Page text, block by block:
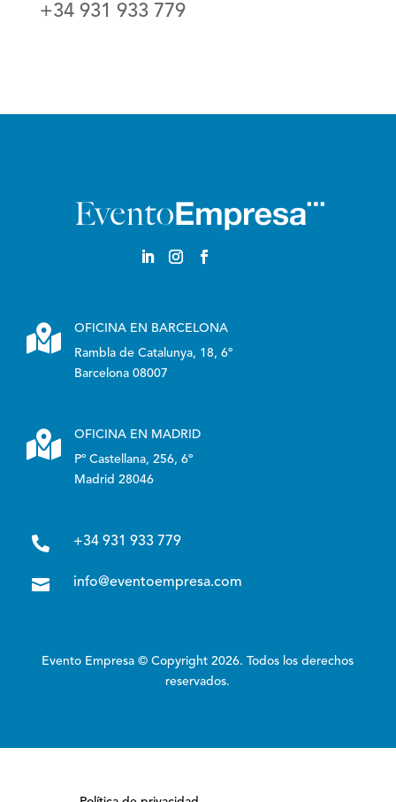
+34 931 933 779

OFICINA EN BARCELONA
Rambla de Catalunya, 18, 6º
Barcelona 08007

OFICINA EN MADRID
Pº Castellana, 256, 6º
Madrid 28046
 +34 931 933 779
 info@eventoempresa.com
Evento Empresa © Copyright 2026. Todos los derechos
reservados.